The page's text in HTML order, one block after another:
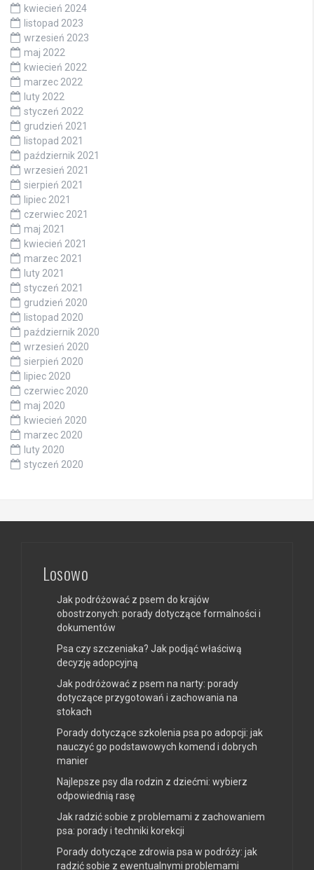
kwiecień 2024
listopad 2023
wrzesień 2023
maj 2022
kwiecień 2022
marzec 2022
luty 2022
styczeń 2022
grudzień 2021
listopad 2021
październik 2021
wrzesień 2021
sierpień 2021
lipiec 2021
czerwiec 2021
maj 2021
kwiecień 2021
marzec 2021
luty 2021
styczeń 2021
grudzień 2020
listopad 2020
październik 2020
wrzesień 2020
sierpień 2020
lipiec 2020
czerwiec 2020
maj 2020
kwiecień 2020
marzec 2020
luty 2020
styczeń 2020
Losowo
Jak podróżować z psem do krajów
obostrzonych: porady dotyczące formalności i
dokumentów
Psa czy szczeniaka? Jak podjąć właściwą
decyzję adopcyjną
Jak podróżować z psem na narty: porady
dotyczące przygotowań i zachowania na
stokach
Porady dotyczące szkolenia psa po adopcji: jak
nauczyć go podstawowych komend i dobrych
manier
Najlepsze psy dla rodzin z dziećmi: wybierz
odpowiednią rasę
Jak radzić sobie z problemami z zachowaniem
psa: porady i techniki korekcji
Porady dotyczące zdrowia psa w podróży: jak
radzić sobie z ewentualnymi problemami